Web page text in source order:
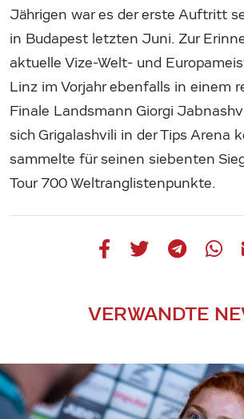
Jährigen war es der erste Auftritt
in Budapest letzten Juni. Zur
aktuelle Vize-Welt- und
Linz im Vorjahr ebenfalls in einem
Finale Landsmann Giorgi
sich Grigalashvili in der Tips Arena
sammelte für seinen siebenten
Tour 700 Weltranglistenpunkte.
VERWANDTE